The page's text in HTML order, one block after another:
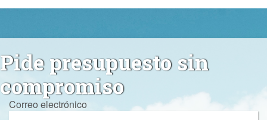
Pide presupuesto sin
compromiso
Correo electrónico